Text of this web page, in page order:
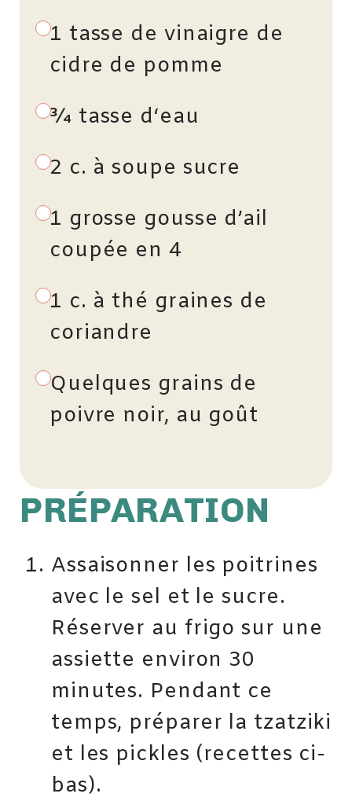
1 tasse de vinaigre de
cidre de pomme
¾ tasse d‘eau
2 c. à soupe sucre
1 grosse gousse d’ail
coupée en 4
1 c. à thé graines de
coriandre
Quelques grains de
poivre noir, au goût
PRÉPARATION
Assaisonner les poitrines
avec le sel et le sucre.
Réserver au frigo sur une
assiette environ 30
minutes. Pendant ce
temps, préparer la tzatziki
et les pickles (recettes ci-
bas).